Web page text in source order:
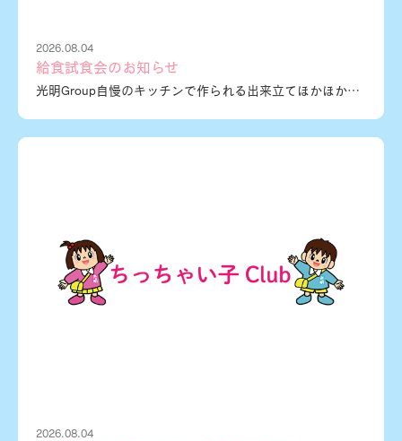
2026.08.04
給食試食会のお知らせ
光明Group自慢のキッチンで作られる出来立てほかほかのおいしい給食を食べてみませんか！？日程：令和８年９月７日（月）時間：１１時３０分～（受付開始１１時１５分～１F裏玄関事務室前で受付）場所：光明幼稚園NurseryHouse２F（福岡県福津市津屋崎７丁目１２－１）持参物：お箸・スプーン・水筒・ハンドタオル等試食費：３５０円／１食お問合せ先：0940-52-1109準備の都合上、８月２１日（金）までにお申し込みください。※締め切り日を過ぎた後で参加をご希望される場合は個別にお電話にてお問い合わせください。※お申込みの際、希望食数・アレルギーの有無をお知らせください。※アレルギーへの対応は事前相談が必要となります。当日の対応は致しかねます。
2026.08.04